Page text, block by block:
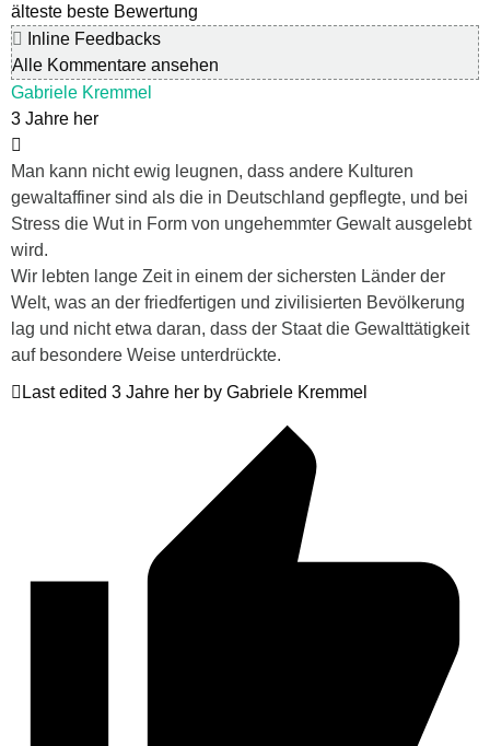
älteste beste Bewertung
Inline Feedbacks
Alle Kommentare ansehen
Gabriele Kremmel
3 Jahre her
Man kann nicht ewig leugnen, dass andere Kulturen
gewaltaffiner sind als die in Deutschland gepflegte, und bei
Stress die Wut in Form von ungehemmter Gewalt ausgelebt
wird.
Wir lebten lange Zeit in einem der sichersten Länder der
Welt, was an der friedfertigen und zivilisierten Bevölkerung
lag und nicht etwa daran, dass der Staat die Gewalttätigkeit
auf besondere Weise unterdrückte.
Last edited 3 Jahre her by Gabriele Kremmel